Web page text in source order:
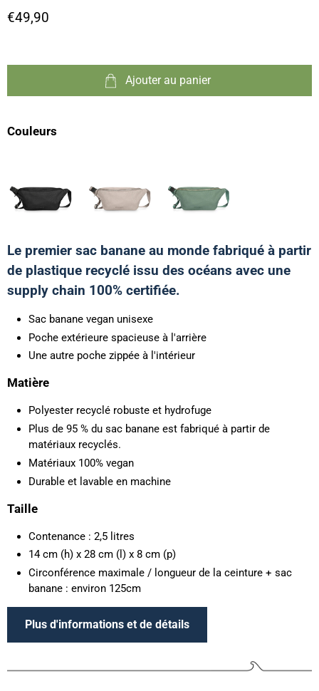
€49,90
Ajouter au panier
Couleurs
Le premier sac banane au monde fabriqué à partir
de plastique recyclé issu des océans avec une
supply chain 100% certifiée.
Sac banane vegan unisexe
Poche extérieure spacieuse à l'arrière
Une autre poche zippée à l'intérieur
Matière
Polyester recyclé robuste et hydrofuge
Plus de 95 % du sac banane est fabriqué à partir de
matériaux recyclés.
Matériaux 100% vegan
Durable et lavable en machine
Taille
Contenance : 2,5 litres
14 cm (h) x 28 cm (l) x 8 cm (p)
Circonférence maximale / longueur de la ceinture + sac
banane : environ 125cm
Plus d'informations et de détails